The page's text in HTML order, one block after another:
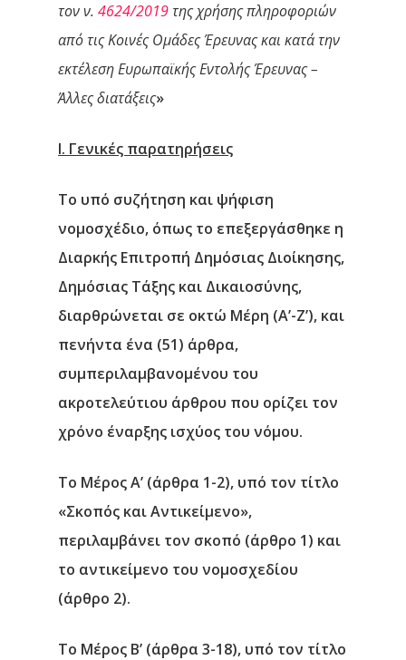
τον ν. 4624/2019της χρήσης πληροφοριών
από τις Κοινές Ομάδες Έρευνας και κατά την
εκτέλεση Ευρωπαϊκής Εντολής Έρευνας –
Άλλες διατάξεις»
I. Γενικές παρατηρήσεις
Το υπό συζήτηση και ψήφιση
νομοσχέδιο, όπως το επεξεργάσθηκε η
Διαρκής Επιτροπή Δημόσιας Διοίκησης,
Δημόσιας Τάξης και Δικαιοσύνης,
διαρθρώνεται σε οκτώ Μέρη (Α’-Ζ’), και
πενήντα ένα (51) άρθρα,
συμπεριλαμβανομένου του
ακροτελεύτιου άρθρου που ορίζει τον
χρόνο έναρξης ισχύος του νόμου.
Το Μέρος Α’ (άρθρα 1-2), υπό τον τίτλο
«Σκοπός και Αντικείμενο»,
περιλαμβάνει τον σκοπό (άρθρο 1) και
το αντικείμενο του νομοσχεδίου
(άρθρο 2).
Το Μέρος Β’ (άρθρα 3-18), υπό τον τίτλο